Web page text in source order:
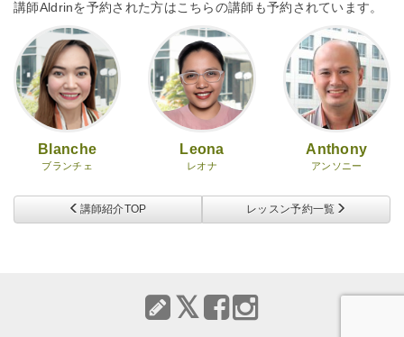
講師Aldrinを予約された方はこちらの講師も予約されています。
Blanche
ブランチェ
Leona
レオナ
Anthony
アンソニー
講師紹介TOP レッスン予約一覧